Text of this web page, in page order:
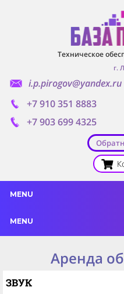
Техническое
г.
i.p.pirogov@yandex.ru
+7 910 351 8883
+7 903 699 4325
MENU
MENU
Аренда
ЗВУК